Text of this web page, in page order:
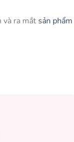
và ra mắt sản phẩm